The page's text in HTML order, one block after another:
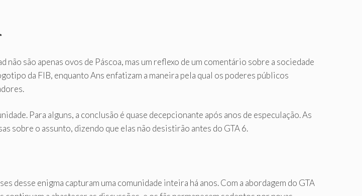
são apenas ovos de Páscoa, mas um reflexo de um comentário sobre a sociedade
da FIB, enquanto Ans enfatizam a maneira pela qual os poderes públicos
Para alguns, a conclusão é quase decepcionante após anos de especulação. As
sobre o assunto, dizendo que elas não desistirão antes do GTA 6.
desse enigma capturam uma comunidade inteira há anos. Com a abordagem do GTA